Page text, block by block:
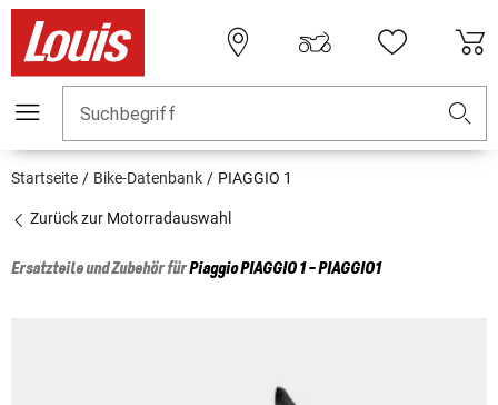
Suchbegriff
Startseite Bike-Datenbank PIAGGIO 1
Zurück zur Motorradauswahl
Ersatzteile und Zubehör fürPiaggioPIAGGIO 1 - PIAGGIO1